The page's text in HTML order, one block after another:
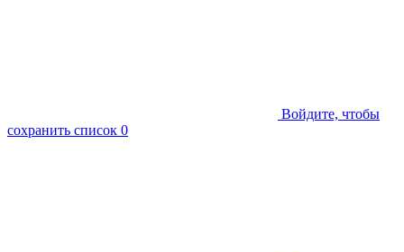
Войдите, чтобы
сохранить список 0